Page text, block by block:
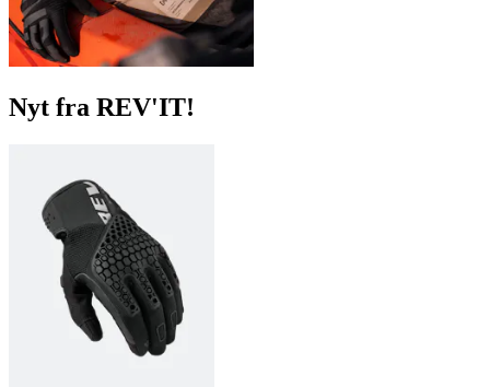
Nyt fra REV'IT!